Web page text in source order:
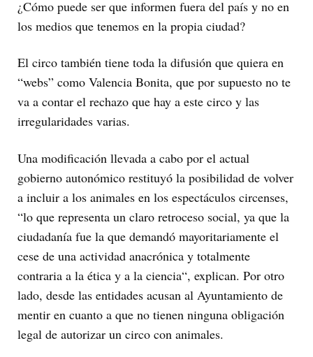
¿Cómo puede ser que informen fuera del país y no en
los medios que tenemos en la propia ciudad?
El circo también tiene toda la difusión que quiera en
“webs” como Valencia Bonita, que por supuesto no te
va a contar el rechazo que hay a este circo y las
irregularidades varias.
Una modificación llevada a cabo por el actual
gobierno autonómico restituyó la posibilidad de volver
a incluir a los animales en los espectáculos circenses,
“lo que representa un claro retroceso social, ya que la
ciudadanía fue la que demandó mayoritariamente el
cese de una actividad anacrónica y totalmente
contraria a la ética y a la ciencia“, explican. Por otro
lado, desde las entidades acusan al Ayuntamiento de
mentir en cuanto a que no tienen ninguna obligación
legal de autorizar un circo con animales.